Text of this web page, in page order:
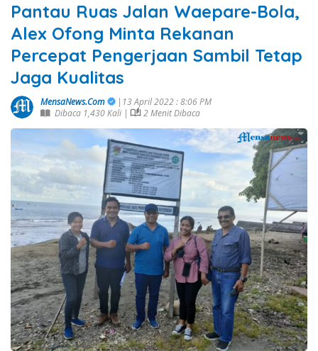
Pantau Ruas Jalan Waepare-Bola,
Alex Ofong Minta Rekanan
Percepat Pengerjaan Sambil Tetap
Jaga Kualitas
MensaNews.Com
|13 April 2022 : 8:06 PM
Dibaca 1,430 Kali |
2 Menit Dibaca